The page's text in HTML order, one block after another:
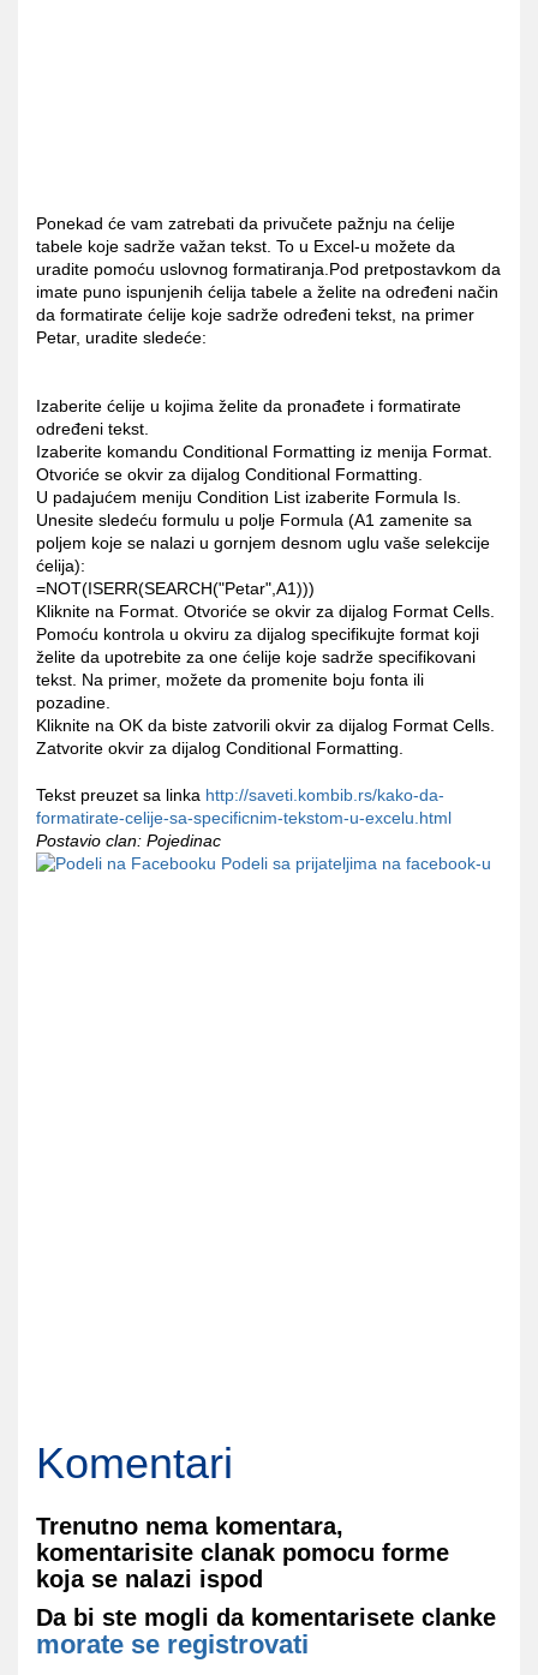
Ponekad će vam zatrebati da privučete pažnju na ćelije
tabele koje sadrže važan tekst. To u Excel-u možete da
uradite pomoću uslovnog formatiranja.Pod pretpostavkom da
imate puno ispunjenih ćelija tabele a želite na određeni način
da formatirate ćelije koje sadrže određeni tekst, na primer
Petar, uradite sledeće:
Izaberite ćelije u kojima želite da pronađete i formatirate
određeni tekst.
Izaberite komandu Conditional Formatting iz menija Format.
Otvoriće se okvir za dijalog Conditional Formatting.
U padajućem meniju Condition List izaberite Formula Is.
Unesite sledeću formulu u polje Formula (A1 zamenite sa
poljem koje se nalazi u gornjem desnom uglu vaše selekcije
ćelija):
=NOT(ISERR(SEARCH("Petar",A1)))
Kliknite na Format. Otvoriće se okvir za dijalog Format Cells.
Pomoću kontrola u okviru za dijalog specifikujte format koji
želite da upotrebite za one ćelije koje sadrže specifikovani
tekst. Na primer, možete da promenite boju fonta ili
pozadine.
Kliknite na OK da biste zatvorili okvir za dijalog Format Cells.
Zatvorite okvir za dijalog Conditional Formatting.
Tekst preuzet sa linka http://saveti.kombib.rs/kako-da-
formatirate-celije-sa-specificnim-tekstom-u-excelu.html
Postavio clan: Pojedinac
Podeli sa prijateljima na facebook-u
Komentari
Trenutno nema komentara,
komentarisite clanak pomocu forme
koja se nalazi ispod
Da bi ste mogli da komentarisete clanke
morate se registrovati